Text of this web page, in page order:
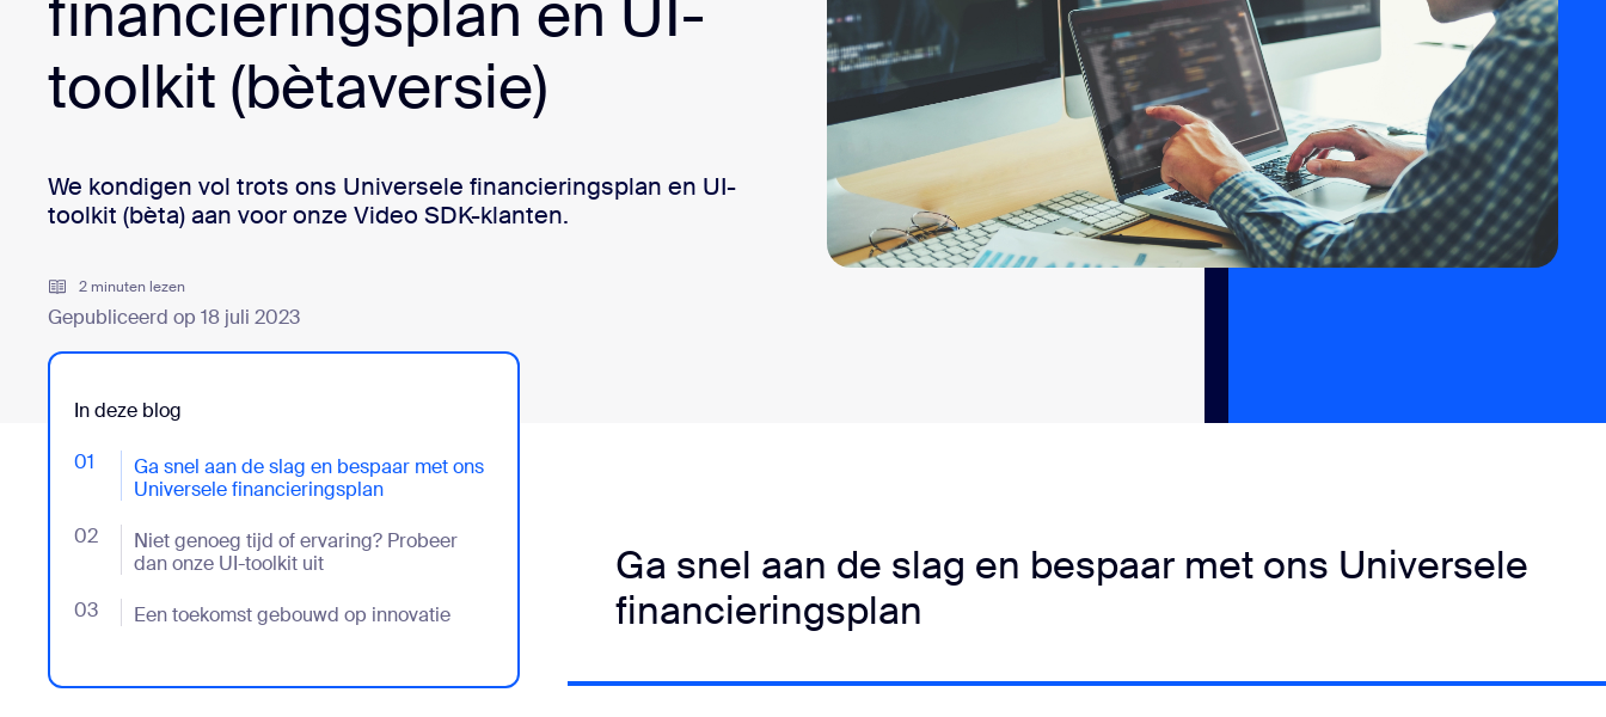
Apps en integraties
Bonsai
Downloadcentrum +1-888-799-9666/+1.888.303.1012
financieringsplan en UI-
toolkit (bètaversie)
We kondigen vol trots ons Universele financieringsplan en UI-
toolkit (bèta) aan voor onze Video SDK-klanten.
2 minuten lezen
Gepubliceerd op 18 juli 2023
In deze blog
01
Ga snel aan de slag en bespaar met ons
Universele financieringsplan
- Jumplink to Ga snel aan de slag en bespaar met ons Universele financieringsplan
02
Niet genoeg tijd of ervaring? Probeer
dan onze UI-toolkit uit
- Jumplink to Niet genoeg tijd of ervaring? Probeer dan onze UI-toolkit uit
03 Een toekomst gebouwd op innovatie
- Jumplink to Een toekomst gebouwd op innovatie
Ga snel aan de slag en bespaar met ons Universele
financieringsplan